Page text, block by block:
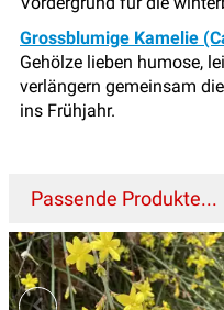
Grossblumige Kamelie
Gehölze lieben humose,
verlängern gemeinsam
ins Frühjahr.
Passende Produkte...